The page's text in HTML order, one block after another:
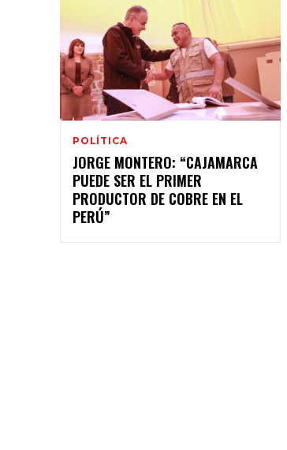
POLÍTICA
JORGE MONTERO: “CAJAMARCA
PUEDE SER EL PRIMER
PRODUCTOR DE COBRE EN EL
PERÚ”